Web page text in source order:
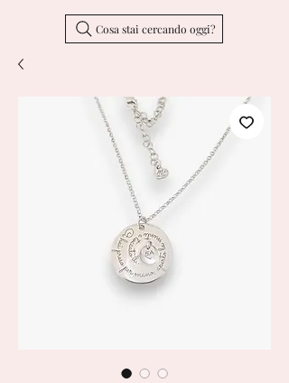
Cosa stai cercando oggi?